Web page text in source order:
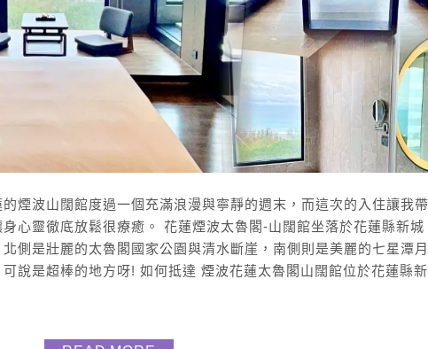
煙波山闊館度過一個充滿浪漫與寧靜的週末，而這次的入住讓我帶
心靈徹底放鬆很療癒。 花蓮煙波太魯閣-山闊館坐落於花蓮縣新城
側是壯麗的太魯閣國家公園與清水斷崖，南側則是美麗的七星潭月
說是超棒的地方呀! 如何抵達 煙波花蓮太魯閣山闊館位於花蓮縣新